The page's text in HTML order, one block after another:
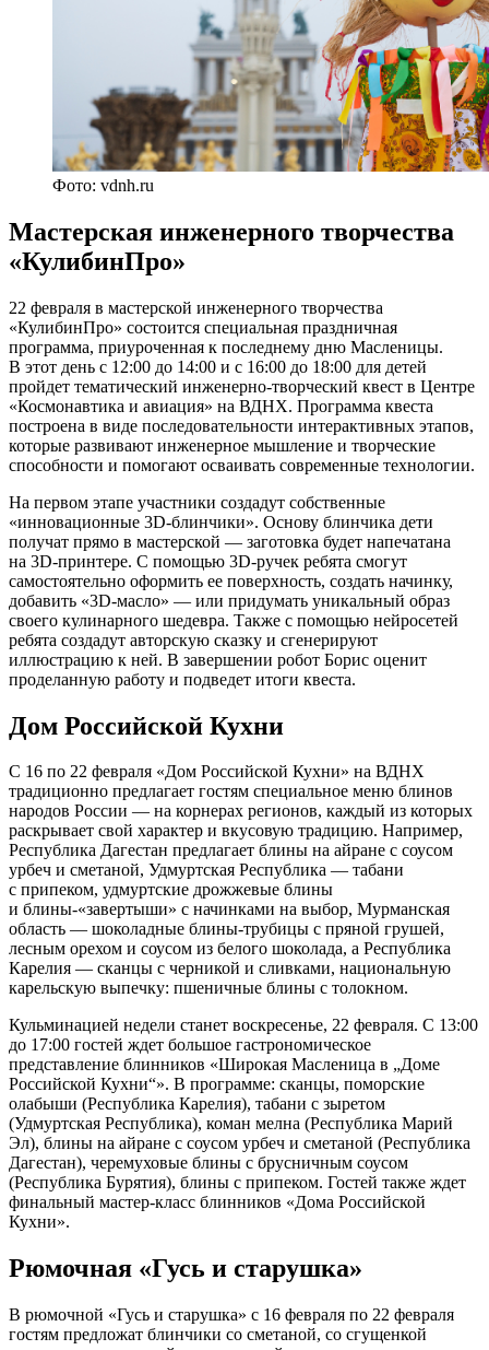
Фото: vdnh.ru
Мастерская инженерного творчества
«КулибинПро»
22 февраля в мастерской инженерного творчества
«КулибинПро» состоится специальная праздничная
программа, приуроченная к последнему дню Масленицы.
В этот день с 12:00 до 14:00 и с 16:00 до 18:00 для детей
пройдет тематический инженерно-творческий квест в Центре
«Космонавтика и авиация» на ВДНХ. Программа квеста
построена в виде последовательности интерактивных этапов,
которые развивают инженерное мышление и творческие
способности и помогают осваивать современные технологии.
На первом этапе участники создадут собственные
«инновационные 3D-блинчики». Основу блинчика дети
получат прямо в мастерской — заготовка будет напечатана
на 3D-принтере. С помощью 3D-ручек ребята смогут
самостоятельно оформить ее поверхность, создать начинку,
добавить «3D-масло» — или придумать уникальный образ
своего кулинарного шедевра. Также с помощью нейросетей
ребята создадут авторскую сказку и сгенерируют
иллюстрацию к ней. В завершении робот Борис оценит
проделанную работу и подведет итоги квеста.
Дом Российской Кухни
С 16 по 22 февраля «Дом Российской Кухни» на ВДНХ
традиционно предлагает гостям специальное меню блинов
народов России — на корнерах регионов, каждый из которых
раскрывает свой характер и вкусовую традицию. Например,
Республика Дагестан предлагает блины на айране с соусом
урбеч и сметаной, Удмуртская Республика — табани
с припеком, удмуртские дрожжевые блины
и блины-«завертыши» с начинками на выбор, Мурманская
область — шоколадные блины-трубицы с пряной грушей,
лесным орехом и соусом из белого шоколада, а Республика
Карелия — сканцы с черникой и сливками, национальную
карельскую выпечку: пшеничные блины с толокном.
Кульминацией недели станет воскресенье, 22 февраля. С 13:00
до 17:00 гостей ждет большое гастрономическое
представление блинников «Широкая Масленица в „Доме
Российской Кухни“». В программе: сканцы, поморские
олабыши (Республика Карелия), табани с зыретом
(Удмуртская Республика), коман мелна (Республика Марий
Эл), блины на айране с соусом урбеч и сметаной (Республика
Дагестан), черемуховые блины с брусничным соусом
(Республика Бурятия), блины с припеком. Гостей также ждет
финальный мастер-класс блинников «Дома Российской
Кухни».
Рюмочная «Гусь и старушка»
В рюмочной «Гусь и старушка» с 16 февраля по 22 февраля
гостям предложат блинчики со сметаной, со сгущенкой